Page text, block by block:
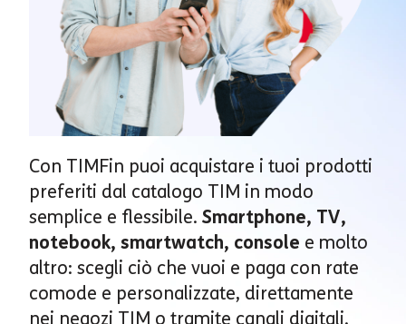
Con TIMFin puoi acquistare i tuoi prodotti
preferiti dal catalogo TIM in modo
semplice e flessibile. Smartphone, TV,
notebook, smartwatch, console e molto
altro: scegli ciò che vuoi e paga con rate
comode e personalizzate, direttamente
nei negozi TIM o tramite canali digitali.